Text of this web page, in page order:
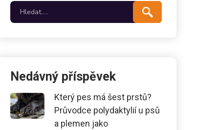
Nedávný příspěvek
Který pes má šest prstů?
Průvodce polydaktylií u psů
a plemen jako